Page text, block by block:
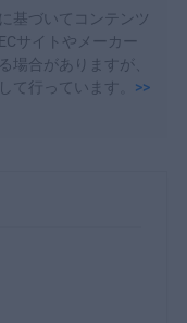
基づいてコンテンツ
サイトやメーカー
場合がありますが、
て行っています。 >>